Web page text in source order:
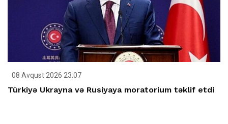
08 Avqust 2026 23:07
Türkiyə Ukrayna və Rusiyaya moratorium təklif etdi